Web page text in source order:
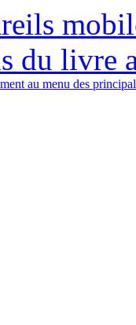
du livre
au menu des